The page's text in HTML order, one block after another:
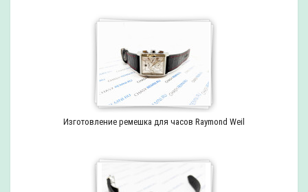
Изготовление ремешка для часов Raymond Weil